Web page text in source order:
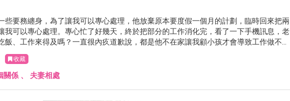
些要務纏身，為了讓我可以專心處理，他放棄原本要度假一個月的計劃，臨時回來把兩
我可以專心處理。專心忙了好幾天，終於把部分的工作消化完，看了一下手機訊息，老
飯、工作來得及嗎？一直很內疚道歉說，都是他不在家讓我顧小孩才會導致工作做不
「老公，你辛苦了。」
收藏
關係 、 夫妻相處